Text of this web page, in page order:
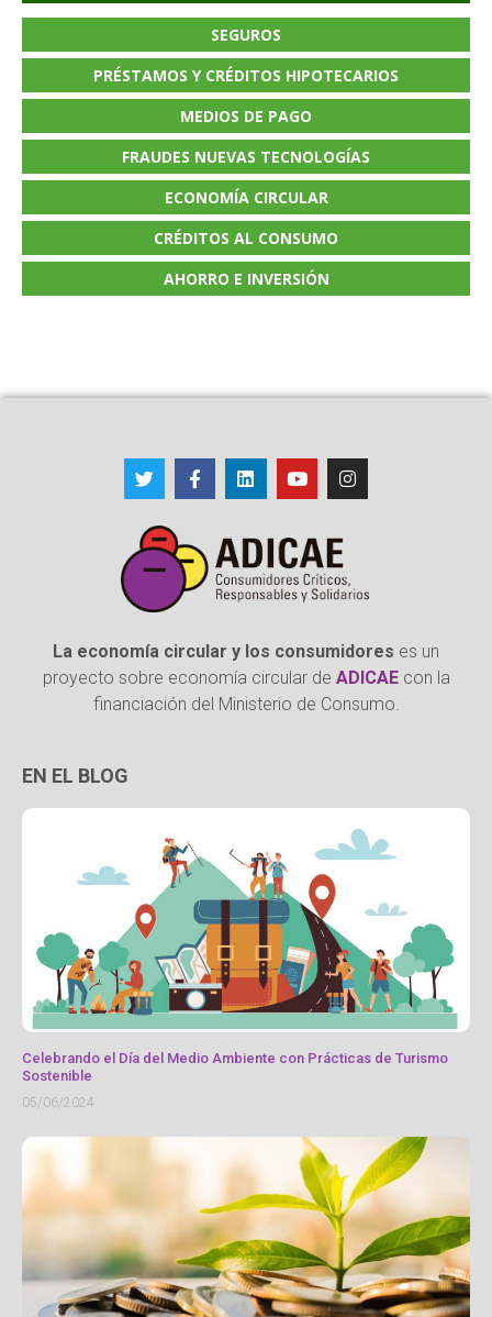
SEGUROS
PRÉSTAMOS Y CRÉDITOS HIPOTECARIOS
MEDIOS DE PAGO
FRAUDES NUEVAS TECNOLOGÍAS
ECONOMÍA CIRCULAR
CRÉDITOS AL CONSUMO
AHORRO E INVERSIÓN
La economía circular y los consumidores es un
proyecto sobre economía circular de ADICAEcon la
financiación del Ministerio de Consumo.
EN EL BLOG
Celebrando el Día del Medio Ambiente con Prácticas de Turismo
Sostenible
05/06/2024